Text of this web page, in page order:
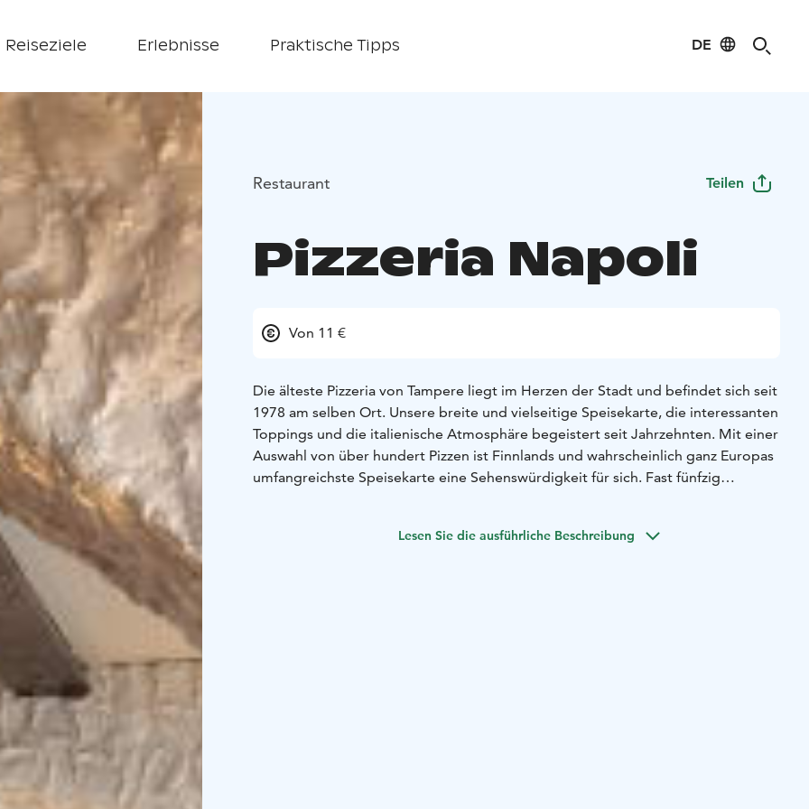
Reiseziele Erlebnisse Praktische Tipps DE
Restaurant Teilen
Pizzeria Napoli
Von 11 €
Die älteste Pizzeria von Tampere liegt im Herzen der Stadt und befindet sich seit
1978 am selben Ort. Unsere breite und vielseitige Speisekarte, die interessanten
Toppings und die italienische Atmosphäre begeistert seit Jahrzehnten. Mit einer
Auswahl von über hundert Pizzen ist Finnlands und wahrscheinlich ganz Europas
umfangreichste Speisekarte eine Sehenswürdigkeit für sich. Fast fünfzig
Pizzen servieren wir auch reichhaltige Pasta, frische Salate und leckere Desserts
Lesen Sie die ausführliche Beschreibung